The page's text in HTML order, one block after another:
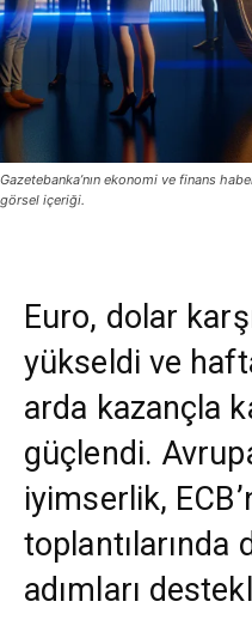
Gazetebanka’nın ekonomi ve finans
görsel içeriği.
Euro, dolar
yükseldi ve
arda kazançla
güçlendi.
iyimserlik,
toplantılarında
adımları